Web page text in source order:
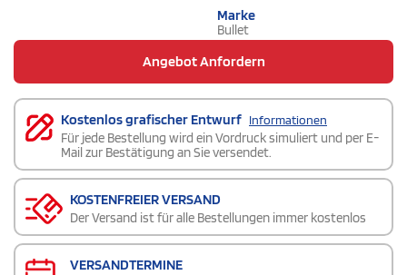
Marke
Bullet
Angebot Anfordern
Kostenlos grafischer Entwurf Informationen
Für jede Bestellung wird ein Vordruck simuliert und per E-
Mail zur Bestätigung an Sie versendet.
KOSTENFREIER VERSAND
Der Versand ist für alle Bestellungen immer kostenlos
VERSANDTERMINE